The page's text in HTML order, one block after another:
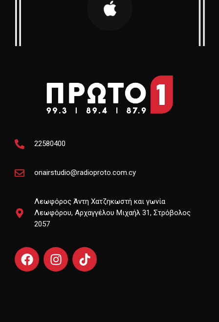
22580400
onairstudio@radioproto.com.cy
Λεωφόρος Άντη Χατζηκωστή και γωνία
Λεωφόρου, Αρχαγγέλου Μιχαήλ 31, Στρόβολος
2057